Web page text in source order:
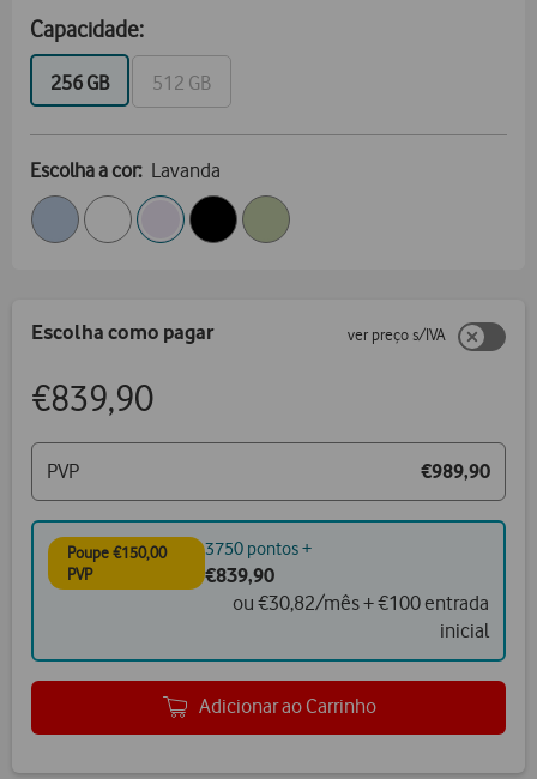
Capacidade:
256 GBGB 512 GBGB
Escolha a cor: Lavanda
Escolha como pagar ver preço s/IVA
€839,90
PVP €989,90
Poupe €150,00
PVP
3750 pontos +
€839,90
ou €30,82/mês + €100 entrada
inicial
Adicionar ao Carrinho